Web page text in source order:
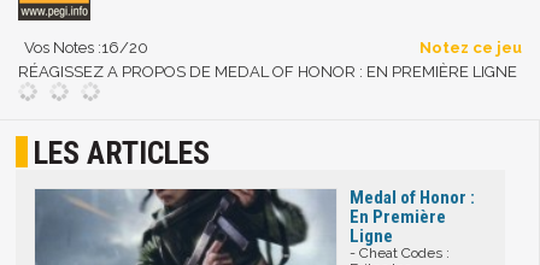
Vos Notes :16/20
Notez ce jeu
RÉAGISSEZ A PROPOS DE MEDAL OF HONOR : EN PREMIÈRE LIGNE
LES ARTICLES
Medal of Honor :
En Première
Ligne
- Cheat Codes :